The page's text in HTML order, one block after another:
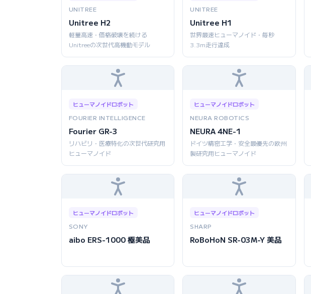
UNITREE
Unitree H2
軽量高速・価格破壊を続ける
Unitreeの次世代高機動モデル
UNITREE
Unitree H1
世界最速ヒューマノイド・毎秒
3.3m走行達成
ヒューマノイドロボット
FOURIER INTELLIGENCE
Fourier GR-3
リハビリ・医療特化の次世代研究用
ヒューマノイド
ヒューマノイドロボット
NEURA ROBOTICS
NEURA 4NE-1
ドイツ精密工学・安全最優先の欧州
製研究用ヒューマノイド
ヒューマノイドロボット
SONY
aibo ERS-1000 極美品
ヒューマノイドロボット
SHARP
RoBoHoN SR-03M-Y 美品